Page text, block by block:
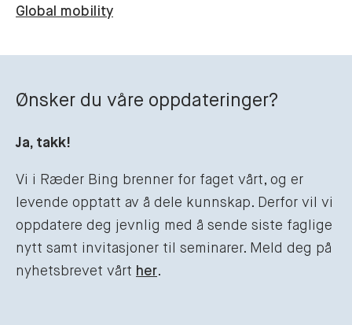
Global mobility
Ønsker du våre oppdateringer?
Ja, takk!
Vi i Ræder Bing brenner for faget vårt, og er
levende opptatt av å dele kunnskap. Derfor vil vi
oppdatere deg jevnlig med å sende siste faglige
nytt samt invitasjoner til seminarer. Meld deg på
nyhetsbrevet vårt her.